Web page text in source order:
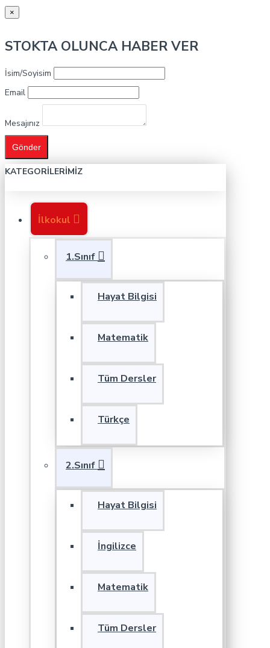
×
STOKTA OLUNCA HABER VER
İsim/Soyisim
Email
Mesajınız
Gönder
KATEGORILERIMIZ
İlkokul
1.Sınıf
Hayat Bilgisi
Matematik
Tüm Dersler
Türkçe
2.Sınıf
Hayat Bilgisi
İngilizce
Matematik
Tüm Dersler